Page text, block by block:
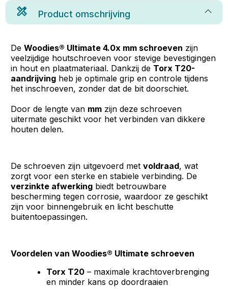
Product omschrijving
DeWoodies® Ultimate 4.0x mm schroeven zijn
veelzijdige houtschroeven voor stevige bevestigingen
in hout en plaatmateriaal. Dankzij de Torx T20-
aandrijving heb je optimale grip en controle tijdens
het inschroeven, zonder dat de bit doorschiet.
Door de lengte van mm zijn deze schroeven
uitermate geschikt voor het verbinden van dikkere
houten delen.
De schroeven zijn uitgevoerd metvoldraad, wat
zorgt voor een sterke en stabiele verbinding. De
verzinkte afwerking biedt betrouwbare
bescherming tegen corrosie, waardoor ze geschikt
zijn voor binnengebruik en licht beschutte
buitentoepassingen.
Voordelen van Woodies® Ultimate schroeven
Torx T20 – maximale krachtoverbrenging
en minder kans op doordraaien